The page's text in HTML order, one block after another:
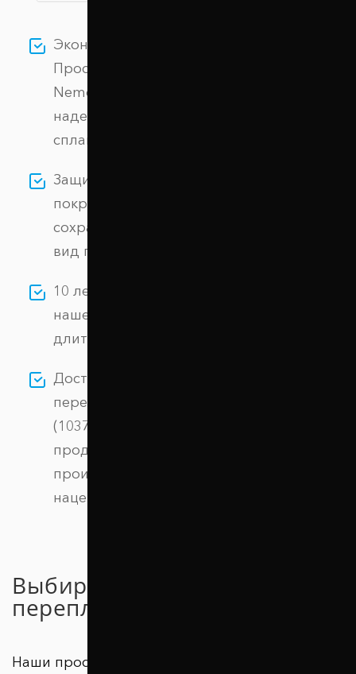
Экономия без потери качества: выбирая
Проставки передних стоек 30 мм Citroen
Nemo (1037-15-010/30), вы получаете
надежное изделие из алюминиевого
сплава АК-12 по цене производителя.
Защита от коррозии: специальное
покрытие гарантирует долговечность и
сохраняет первоначальный внешний
вид проставок.
10 лет гарантии: мы уверены в качестве
нашей продукции и предоставляем
длительную гарантию.
Доступная цена: покупая Проставки
передних стоек 30 мм Citroen Nemo
(1037-15-010/30) у нас, вы получаете
продукцию напрямую от
производителя, без дополнительных
наценок.
Выбирайте качество без
переплаты!
Наши проставки – результат многолетнего